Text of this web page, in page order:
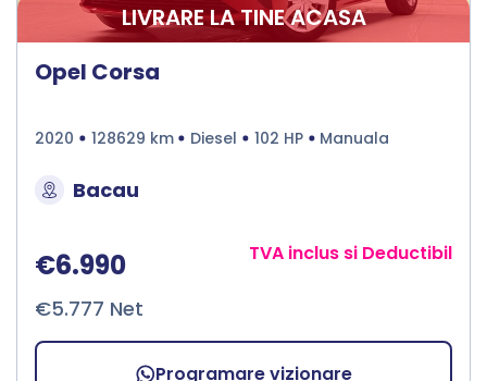
LIVRARE LA TINE ACASA
Opel Corsa
2020 128629 km Diesel 102 HP Manuala
Bacau
€6.990
€5.777 Net
TVA inclus si Deductibil
Programare vizionare